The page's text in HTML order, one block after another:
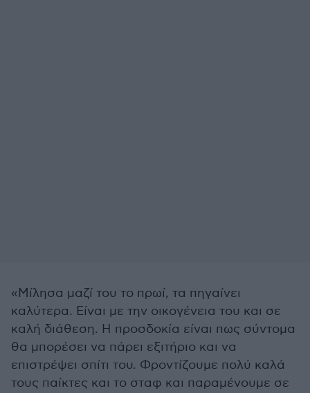
«Μίλησα μαζί του το πρωί, τα πηγαίνει
καλύτερα. Είναι με την οικογένεια του και σε
καλή διάθεση. Η προσδοκία είναι πως σύντομα
θα μπορέσει να πάρει εξιτήριο και να
επιστρέψει σπίτι του. Φροντίζουμε πολύ καλά
τους παίκτες και το σταφ και παραμένουμε σε